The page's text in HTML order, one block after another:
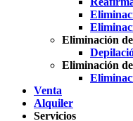
Eliminación
Eliminación
Venta
Alquiler
Servicios